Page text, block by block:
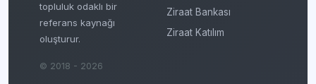
topluluk odaklı bir
referans kaynağı
oluşturur.
© 2018 - 2026
Ziraat Bankası
Ziraat Katılım